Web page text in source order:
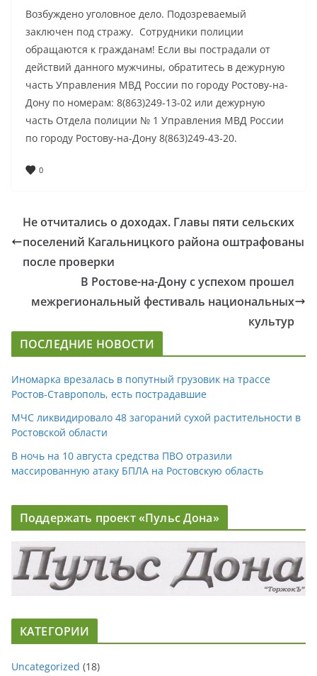
Возбуждено уголовное дело. Подозреваемый
заключен под стражу. Сотрудники полиции
обращаются к гражданам! Если вы пострадали от
действий данного мужчины, обратитесь в дежурную
часть Управления МВД России по городу Ростову-на-
Дону по номерам: 8(863)249-13-02 или дежурную
часть Отдела полиции № 1 Управления МВД России
по городу Ростову-на-Дону 8(863)249-43-20.
0
Не отчитались о доходах. Главы пяти сельских
поселений Кагальницкого района оштрафованы
после проверки
В Ростове-на-Дону с успехом прошел
межрегиональный фестиваль национальных
культур
ПОСЛЕДНИЕ НОВОСТИ
Иномарка врезалась в попутный грузовик на трассе
Ростов-Ставрополь, есть пострадавшие
МЧС ликвидировало 48 загораний сухой растительности в
Ростовской области
В ночь на 10 августа средства ПВО отразили
массированную атаку БПЛА на Ростовскую область
Поддержать проект «Пульс Дона»
КАТЕГОРИИ
Uncategorized (18)